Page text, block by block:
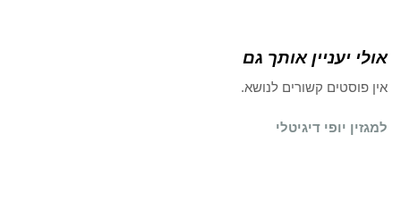
אולי יעניין אותך גם
אין פוסטים קשורים לנושא.
למגזין יופי דיגיטלי